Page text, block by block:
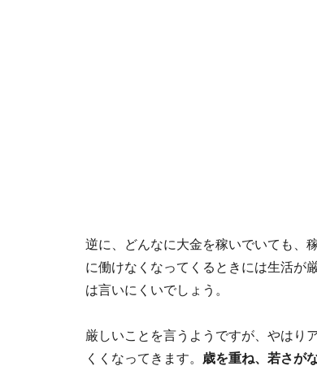
逆に、どんなに大金を稼いでいても、
に働けなくなってくるときには生活が
は言いにくいでしょう。
厳しいことを言うようですが、やはり
くくなってきます。 歳を重ね、若さが